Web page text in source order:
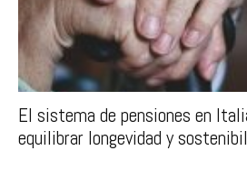
El sistema de pensiones en
equilibrar longevidad y